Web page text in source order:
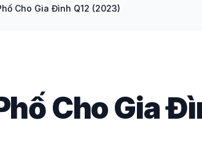
Cho Gia Đình Q12 (2023)
Cho Gia